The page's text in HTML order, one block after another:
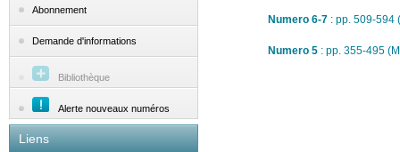
Abonnement
Demande d'informations
Bibliothèque
Alerte nouveaux numéros
Liens
Numero 6-7 : pp. 509-594
Numero 5 : pp. 355-495